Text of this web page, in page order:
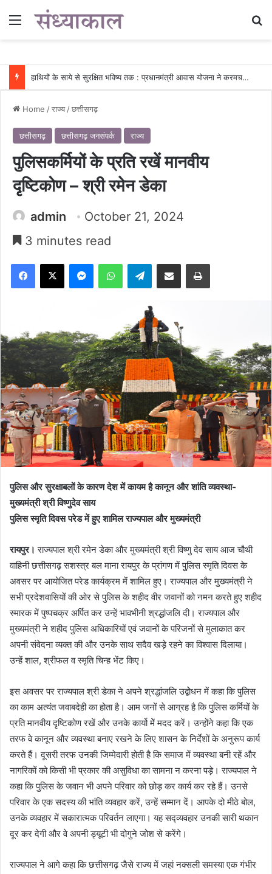
Menu
हाथियों के साये से सुरक्षित भविष्य तक : प्रधानमंत्री आवास योजना ने करमचन्द्र के परिवार को दिया नया जीवन……
Home /राज्य /छत्तीसगढ़
छत्तीसगढ़ छत्तीसगढ़ जनसंपर्क राज्य
पुलिसकर्मियों के प्रति रखें मानवीय
दृष्टिकोण – श्री रमेन डेका
admin
October 21, 2024
3 minutes read
Facebook
X MessengerWhatsAppTelegramShare via Email Print
पुलिस और सुरक्षाबलों के कारण देश में कायम है कानून और शांति व्यवस्था-
मुख्यमंत्री श्री विष्णुदेव साय
पुलिस स्मृति दिवस परेड में हुए शामिल राज्यपाल और मुख्यमंत्री
रायपुर। राज्यपाल श्री रमेन डेका और मुख्यमंत्री श्री विष्णु देव साय आज चौथी
वाहिनी छत्तीसगढ़ सशस्त्र बल माना रायपुर के प्रांगण में पुुलिस स्मृति दिवस के
अवसर पर आयोजित परेड कार्यक्रम में शामिल हुए। राज्यपाल और मुख्यमंत्री ने
सभी प्रदेशवासियों की ओर से पुलिस के शहीद वीर जवानों को नमन करते हुए शहीद
स्मारक में पुष्पचक्र अर्पित कर उन्हें भावभीनी श्रद्धांजलि दी। राज्यपाल और
मुख्यमंत्री ने शहीद पुलिस अधिकारियों एवं जवानों के परिजनों से मुलाकात कर
अपनी संवेदना व्यक्त की और उनके साथ सदैव खड़े रहने का विश्वास दिलाया।
उन्हें शाल, श्रीफल व स्मृति चिन्ह भेंट किए।
इस अवसर पर राज्यपाल श्री डेका ने अपने श्रद्धांजलि उद्बोेधन में कहा कि पुलिस
का काम अत्यंत जवाबदेही का होता है। आम जनों से आग्रह है कि पुलिस कर्मियों के
प्रति मानवीय दृष्टिकोण रखें और उनके कार्यो मेें मदद करें। उन्होंने कहा कि एक
तरफ वे कानून और व्यवस्था बनाए रखने के लिए शासन के निर्देशों के अनुरूप कार्य
करते हैं। दूसरी तरफ उनकी जिम्मेदारी होती है कि समाज में व्यवस्था बनी रहें और
नागरिकों को किसी भी प्रकार की असुविधा का सामना न करना पड़े। राज्यपाल ने
कहा कि पुलिस के जवान भी अपने परिवार को छोड़ कर कार्य कर रहे हैं। उनसे
परिवार के एक सदस्य की भांति व्यवहार करें, उन्हें सम्मान दें। आपके दो मीठे बोल,
उनके व्यवहार में सकारात्मक परिवर्तन लाएगा। यह सद्व्यवहार उनकी सारी थकान
दूर कर देगी और वे अपनी ड्यूटी भी दोगुने जोश से करेंगे।
राज्यपाल ने आगे कहा कि छत्तीसगढ़ जैसे राज्य में जहां नक्सली समस्या एक गंभीर